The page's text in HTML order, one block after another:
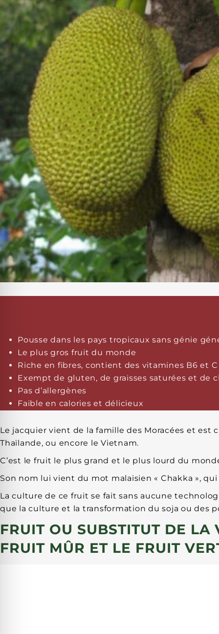
Pousse dans les pays tropicaux sans génie
Le plus gros fruit du monde
Riche en fibres, contient des vitamines B6 et
Exempt de gluten, de graisses saturées et de
Pas d’allergènes
Faible en calories et délicieux
Le jacquier vient de la famille des Moracées et est
Thaïlande, ou encore le Vietnam.
C’est le fruit le plus grand et le plus lourd du
Son nom lui vient du mot malaisien « Chakka »,
La culture de ce fruit se fait sans aucune
que la culture et la transformation du soja ou des
FRUIT OU SUBSTITUT DE LA
FRUIT MÛR ET LE FRUIT